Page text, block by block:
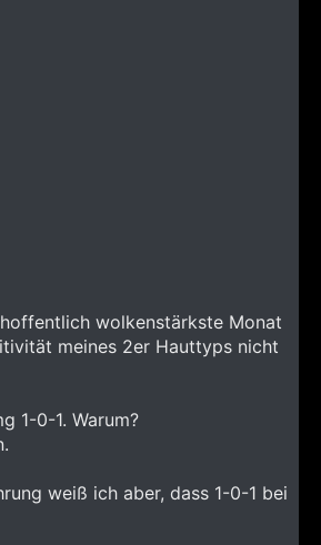
wolkenstärkste Monat
meines 2er Hauttyps nicht
1-0-1. Warum?
weiß ich aber, dass 1-0-1 bei